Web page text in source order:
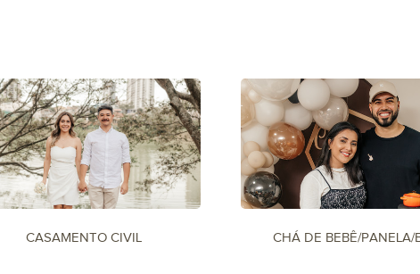
CASAMENTO CIVIL CHÁ DE BEBÊ/PANELA/